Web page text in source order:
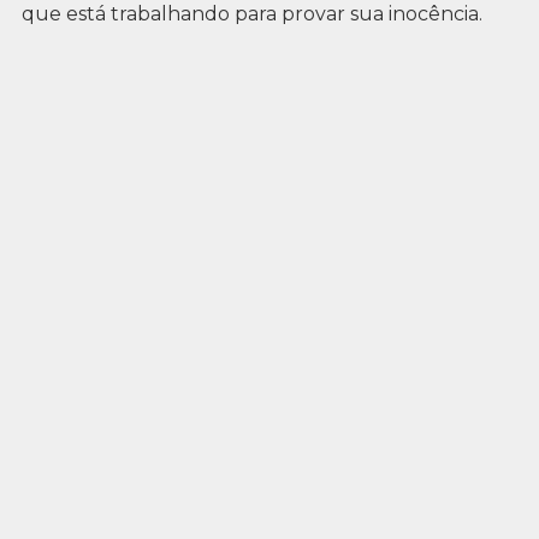
que está trabalhando para provar sua inocência.